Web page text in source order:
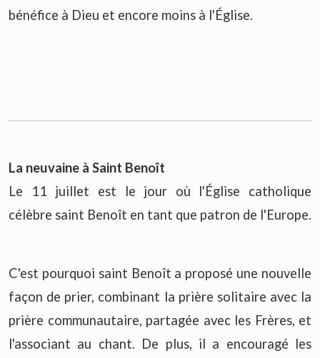
bénéfice à Dieu et encore moins à l'Église.
La neuvaine à Saint Benoît
Le 11 juillet est le jour où l'Église catholique
célèbre saint Benoît en tant que patron de l'Europe.
C'est pourquoi saint Benoît a proposé une nouvelle
façon de prier, combinant la prière solitaire avec la
prière communautaire, partagée avec les Frères, et
l'associant au chant. De plus, il a encouragé les